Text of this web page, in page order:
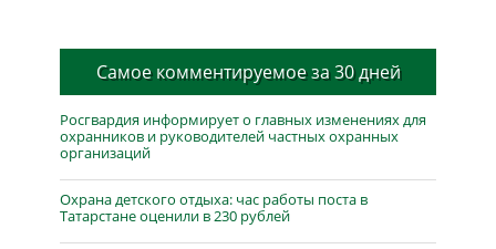
Самое комментируемое за 30 дней
Росгвардия информирует о главных изменениях для
охранников и руководителей частных охранных
организаций
Охрана детского отдыха: час работы поста в
Татарстане оценили в 230 рублей